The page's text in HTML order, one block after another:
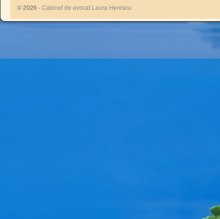
© 2026 -Cabinet de avocat Laura Herescu